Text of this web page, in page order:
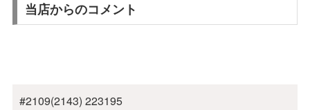
当店からのコメント
#2109(2143) 223195